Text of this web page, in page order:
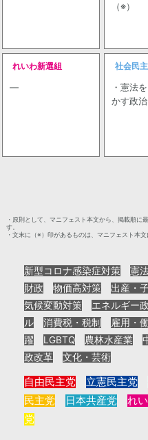
（※）
れいわ新選組
―
社会民
・憲法
かす政
・原則として、マニフェスト本文から、掲載順に
す。
・文末に（※）印があるものは、マニフェスト本
新型コロナ感染症対策 憲
財政
物価高対策 出産・
気候変動対策
エネルギー
ル
消費税・税制 雇用・
躍
LGBTQ 農林水産業
政改革
文化・芸術
自由民主党 立憲民主党
民主党
日本共産党 れ
党